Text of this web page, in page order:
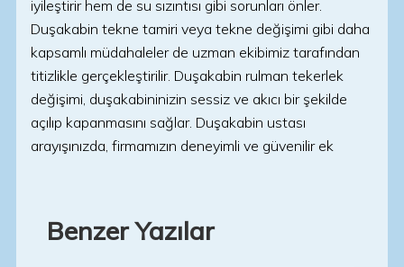
iyileştirir hem de su sızıntısı gibi sorunları önler.
Duşakabin tekne tamiri veya tekne değişimi gibi daha
kapsamlı müdahaleler de uzman ekibimiz tarafından
titizlikle gerçekleştirilir. Duşakabin rulman tekerlek
değişimi, duşakabininizin sessiz ve akıcı bir şekilde
açılıp kapanmasını sağlar. Duşakabin ustası
arayışınızda, firmamızın deneyimli ve güvenilir ek
Benzer Yazılar